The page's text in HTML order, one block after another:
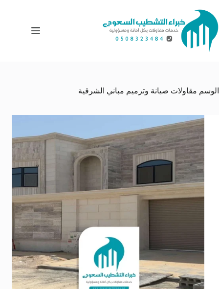
إلى
المحتوى
الوسم مقاولات صيانة وترميم مباني الشرقية